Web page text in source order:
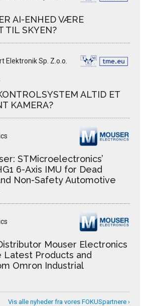
AI-ENHED VÆRE
TIL SKYEN?
Elektronik Sp. Z.o.o.
ALTID ET
KAMERA?
STMicroelectronics’
6-Axis IMU for Dead
Non-Safety Automotive
Mouser Electronics
Latest Products and
Omron Industrial
Vis alle nyheder fra vores FOKUSpartnere ›